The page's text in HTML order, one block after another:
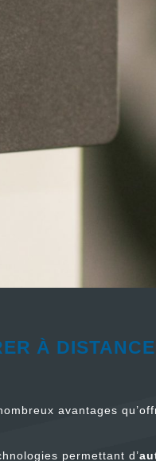
À DISTANCE
avantages
permettant d’